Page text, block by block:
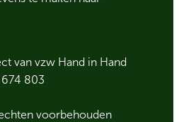
van vzw Hand in Hand
803
voorbehouden